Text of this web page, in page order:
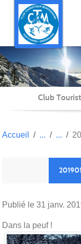
Club
Accueil
Publié le 31 janv.
Dans la peuf !
Panneau de gestion